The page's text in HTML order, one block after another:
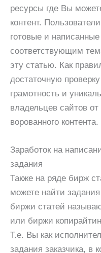
ресурсы где Вы
контент.
готовые и
соответствующим
эту статью. Как
достаточную проверку
грамотность и
владельцев сайтов от
ворованного контента.
Заработок на
задания
Также на ряде бирж
можете найти
биржи статей
или биржи
Т.е. Вы как
задания заказчика, в